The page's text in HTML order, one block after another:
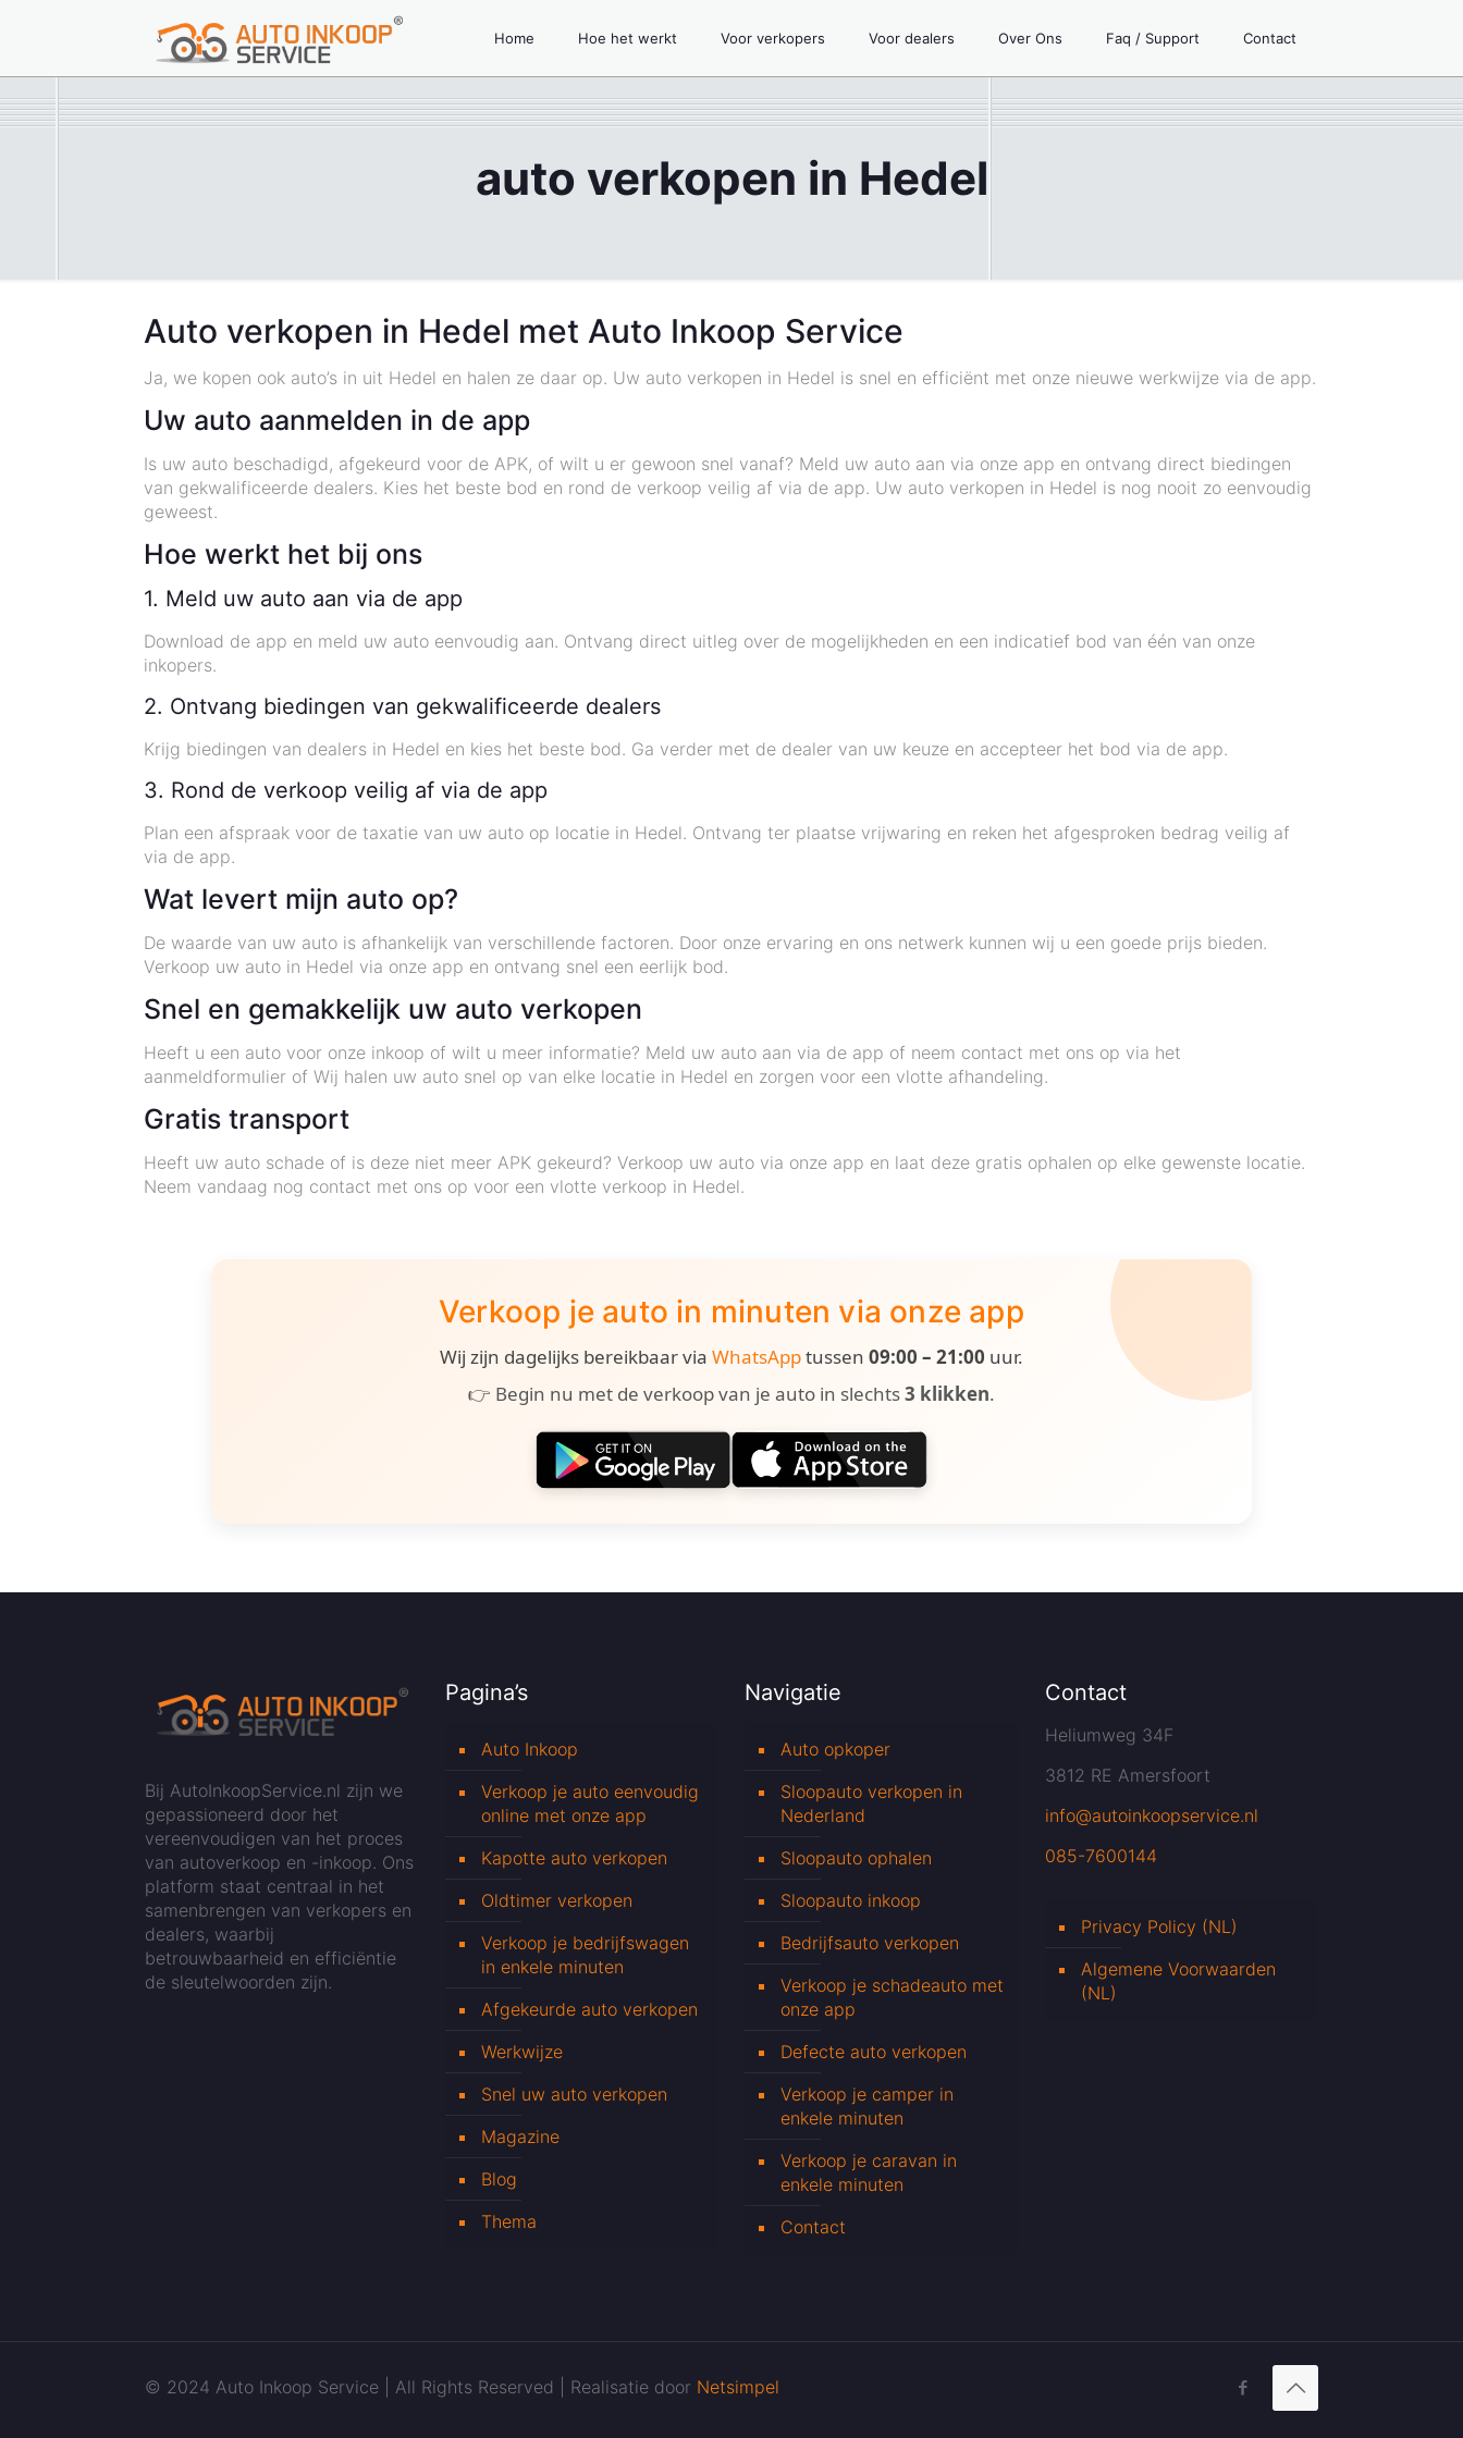
Home Hoe het werkt Voor verkopers Voor dealers Over Ons Faq / Support Contact
auto verkopen in Hedel
Auto verkopen in Hedel met Auto Inkoop Service
Ja, we kopen ook auto’s in uit Hedel en halen ze daar op. Uw auto verkopen in Hedel is snel en efficiënt met onze nieuwe werkwijze via de app.
Uw auto aanmelden in de app
Is uw auto beschadigd, afgekeurd voor de APK, of wilt u er gewoon snel vanaf? Meld uw auto aan via onze app en ontvang direct biedingen
van gekwalificeerde dealers. Kies het beste bod en rond de verkoop veilig af via de app. Uw auto verkopen in Hedel is nog nooit zo eenvoudig
geweest.
Hoe werkt het bij ons
1. Meld uw auto aan via de app
Download de app en meld uw auto eenvoudig aan. Ontvang direct uitleg over de mogelijkheden en een indicatief bod van één van onze
inkopers.
2. Ontvang biedingen van gekwalificeerde dealers
Krijg biedingen van dealers in Hedel en kies het beste bod. Ga verder met de dealer van uw keuze en accepteer het bod via de app.
3. Rond de verkoop veilig af via de app
Plan een afspraak voor de taxatie van uw auto op locatie in Hedel. Ontvang ter plaatse vrijwaring en reken het afgesproken bedrag veilig af
via de app.
Wat levert mijn auto op?
De waarde van uw auto is afhankelijk van verschillende factoren. Door onze ervaring en ons netwerk kunnen wij u een goede prijs bieden.
Verkoop uw auto in Hedel via onze app en ontvang snel een eerlijk bod.
Snel en gemakkelijk uw auto verkopen
Heeft u een auto voor onze inkoop of wilt u meer informatie? Meld uw auto aan via de app of neem contact met ons op via het
aanmeldformulier of Wij halen uw auto snel op van elke locatie in Hedel en zorgen voor een vlotte afhandeling.
Gratis transport
Heeft uw auto schade of is deze niet meer APK gekeurd? Verkoop uw auto via onze app en laat deze gratis ophalen op elke gewenste locatie.
Neem vandaag nog contact met ons op voor een vlotte verkoop in Hedel.
Verkoop je auto in minuten via onze app
Wij zijn dagelijks bereikbaar via WhatsApptussen 09:00 – 21:00 uur.
👉 Begin nu met de verkoop van je auto in slechts3 klikken.
Bij AutoInkoopService.nl zijn we
gepassioneerd door het
vereenvoudigen van het proces
van autoverkoop en -inkoop. Ons
platform staat centraal in het
samenbrengen van verkopers en
dealers, waarbij
betrouwbaarheid en efficiëntie
de sleutelwoorden zijn.
Pagina’s
Auto Inkoop
Verkoop je auto eenvoudig
online met onze app
Kapotte auto verkopen
Oldtimer verkopen
Verkoop je bedrijfswagen
in enkele minuten
Afgekeurde auto verkopen
Werkwijze
Snel uw auto verkopen
Magazine
Blog
Thema
Navigatie
Auto opkoper
Sloopauto verkopen in
Nederland
Sloopauto ophalen
Sloopauto inkoop
Bedrijfsauto verkopen
Verkoop je schadeauto met
onze app
Defecte auto verkopen
Verkoop je camper in
enkele minuten
Verkoop je caravan in
enkele minuten
Contact
Contact
Heliumweg 34F
3812 RE Amersfoort
info@autoinkoopservice.nl
085-7600144
Privacy Policy (NL)
Algemene Voorwaarden
(NL)
© 2024 Auto Inkoop Service | All Rights Reserved | Realisatie door Netsimpel